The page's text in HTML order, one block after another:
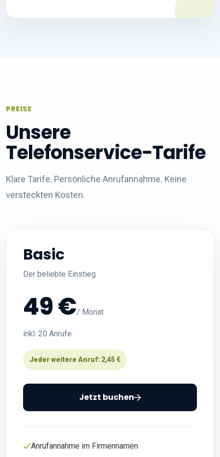
PREISE
Unsere
Telefonservice-Tarife
Klare Tarife. Persönliche Anrufannahme. Keine
versteckten Kosten.
Basic
Der beliebte Einstieg.
49 €/ Monat
inkl. 20 Anrufe
Jeder weitere Anruf: 2,45 €
Jetzt buchen
Anrufannahme im Firmennamen